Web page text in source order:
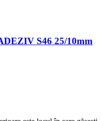
S46 25/10mm